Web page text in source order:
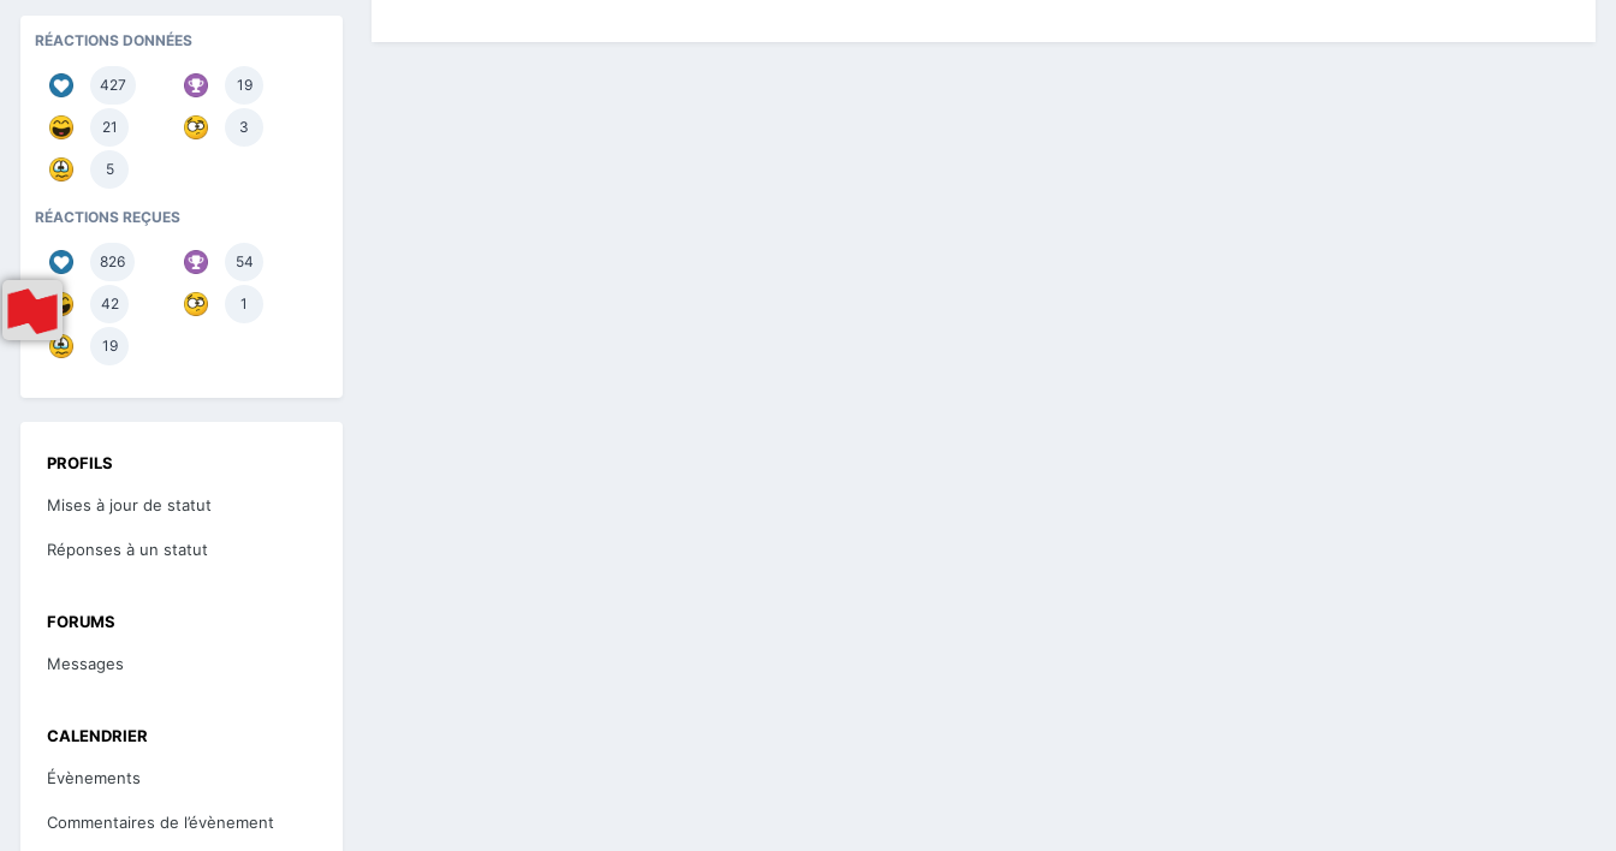
RÉACTIONS DONNÉES
427 19
21 3
5
RÉACTIONS REÇUES
826 54
42 1
19
PROFILS
Mises à jour de statut
Réponses à un statut
FORUMS
Messages
CALENDRIER
Évènements
Commentaires de l’évènement